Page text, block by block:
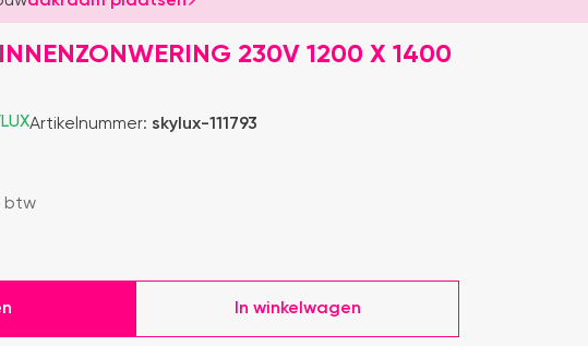
230V 1200 X 1400
Artikelnummer: skylux-111793
btw
In winkelwagen